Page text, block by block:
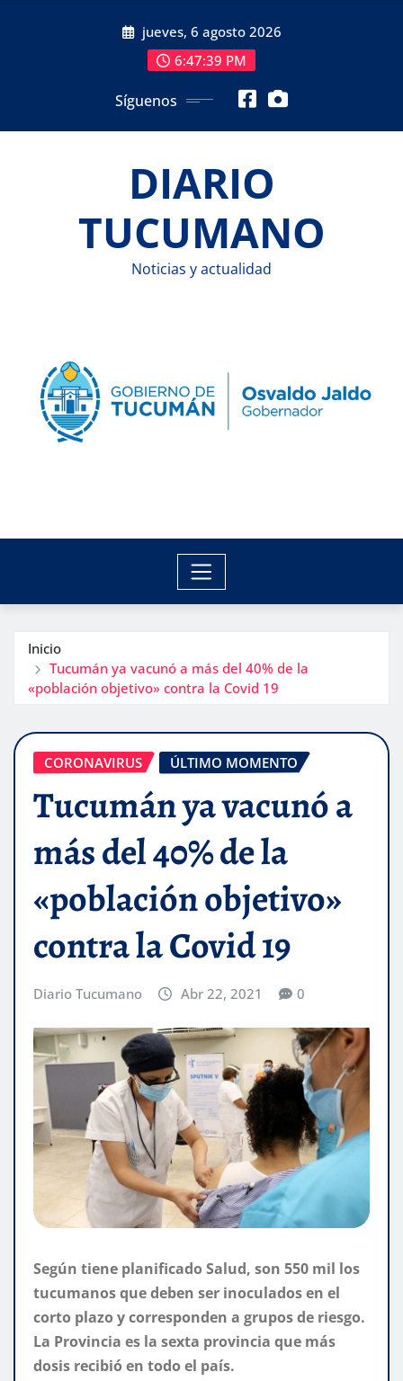
jueves, 6 agosto 2026
6:47:40 PM
Síguenos
DIARIO
TUCUMANO
Noticias y actualidad
Inicio
Tucumán ya vacunó a más del 40% de la
«población objetivo» contra la Covid 19
CORONAVIRUS ÚLTIMO MOMENTO
Tucumán ya vacunó a
más del 40% de la
«población objetivo»
contra la Covid 19
Diario Tucumano Abr 22, 2021 0
Según tiene planificado Salud, son 550 mil los
tucumanos que deben ser inoculados en el
corto plazo y corresponden a grupos de riesgo.
La Provincia es la sexta provincia que más
dosis recibió en todo el país.